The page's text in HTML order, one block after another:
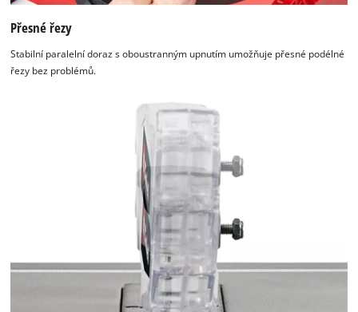
Přesné řezy
Stabilní paralelní doraz s oboustranným upnutím umožňuje přesné podélné
řezy bez problémů.